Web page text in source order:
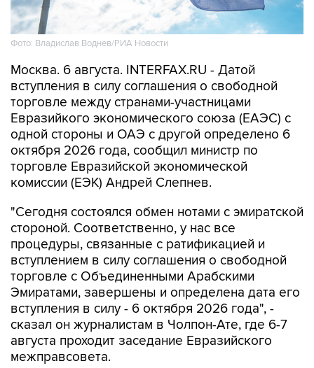
Фото: Владислав Воднев/РИА Новости
Москва. 6 августа. INTERFAX.RU - Датой
вступления в силу соглашения о свободной
торговле между странами-участницами
Евразийкого экономического союза (ЕАЭС) с
одной стороны и ОАЭ с другой определено 6
октября 2026 года, сообщил министр по
торговле Евразийской экономической
комиссии (ЕЭК) Андрей Слепнев.
"Сегодня состоялся обмен нотами с эмиратской
стороной. Соответственно, у нас все
процедуры, связанные с ратификацией и
вступлением в силу соглашения о свободной
торговле с Объединенными Арабскими
Эмиратами, завершены и определена дата его
вступления в силу - 6 октября 2026 года", -
сказал он журналистам в Чолпон-Ате, где 6-7
августа проходит заседание Евразийского
межправсовета.